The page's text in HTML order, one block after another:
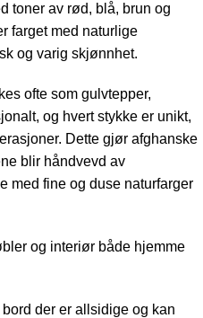
toner av rød, blå, brun og
farget med naturlige
og varig skjønnhet.
ofte som gulvtepper,
og hvert stykke er unikt,
Dette gjør afghanske
blir håndvevd av
med fine og duse naturfarger
og interiør både hjemme
der er allsidige og kan